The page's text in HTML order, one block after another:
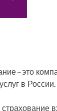
– это
в России.